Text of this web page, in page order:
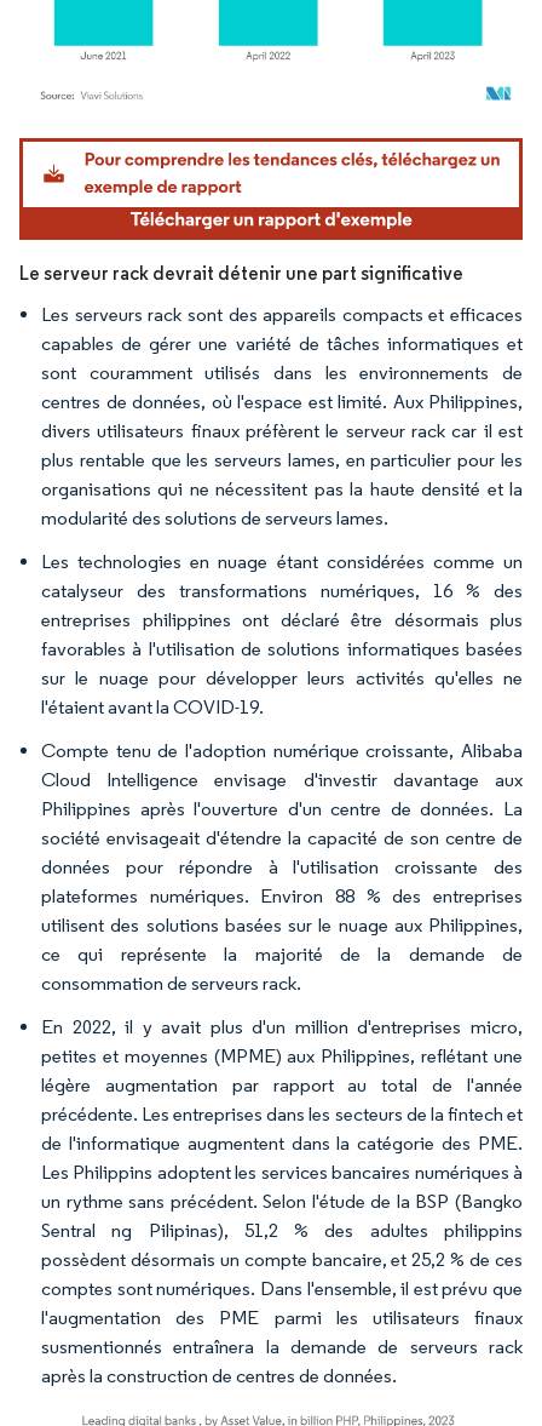
Image © Mordor Intelligence. La réutilisation nécessite une attribution sous CC BY
Le serveur rack devrait détenir une part significative
Les serveurs rack sont des appareils compacts et efficaces
capables de gérer une variété de tâches informatiques et
sont couramment utilisés dans les environnements de
centres de données, où l'espace est limité. Aux Philippines,
divers utilisateurs finaux préfèrent le serveur rack car il est
plus rentable que les serveurs lames, en particulier pour les
organisations qui ne nécessitent pas la haute densité et la
modularité des solutions de serveurs lames.
Les technologies en nuage étant considérées comme un
catalyseur des transformations numériques, 16 % des
entreprises philippines ont déclaré être désormais plus
favorables à l'utilisation de solutions informatiques basées
sur le nuage pour développer leurs activités qu'elles ne
l'étaient avant la COVID-19.
Compte tenu de l'adoption numérique croissante, Alibaba
Cloud Intelligence envisage d'investir davantage aux
Philippines après l'ouverture d'un centre de données. La
société envisageait d'étendre la capacité de son centre de
données pour répondre à l'utilisation croissante des
plateformes numériques. Environ 88 % des entreprises
utilisent des solutions basées sur le nuage aux Philippines,
ce qui représente la majorité de la demande de
consommation de serveurs rack.
En 2022, il y avait plus d'un million d'entreprises micro,
petites et moyennes (MPME) aux Philippines, reflétant une
légère augmentation par rapport au total de l'année
précédente. Les entreprises dans les secteurs de la fintech et
de l'informatique augmentent dans la catégorie des PME.
Les Philippins adoptent les services bancaires numériques à
un rythme sans précédent. Selon l'étude de la BSP (Bangko
Sentral ng Pilipinas), 51,2 % des adultes philippins
possèdent désormais un compte bancaire, et 25,2 % de ces
comptes sont numériques. Dans l'ensemble, il est prévu que
l'augmentation des PME parmi les utilisateurs finaux
susmentionnés entraînera la demande de serveurs rack
après la construction de centres de données.